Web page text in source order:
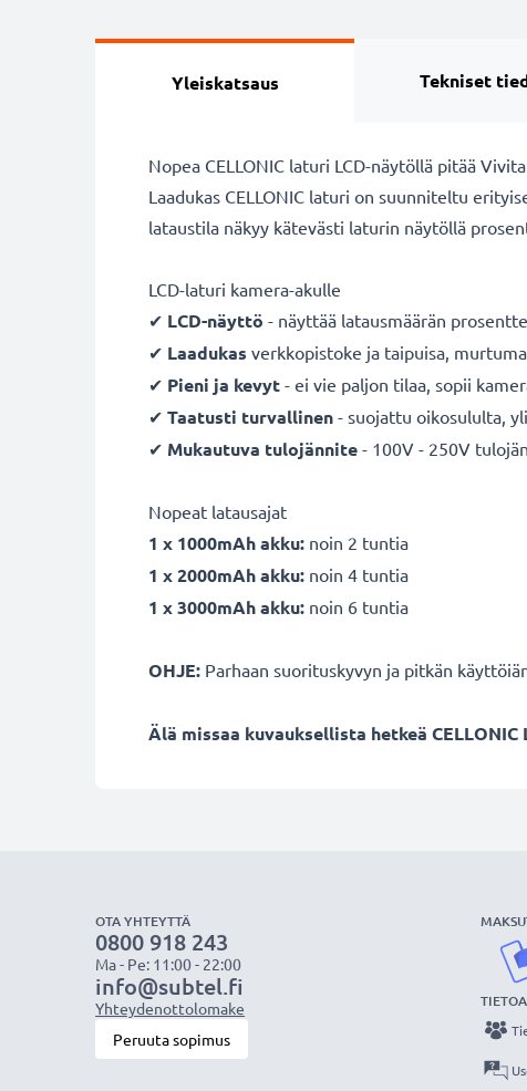
Yleiskatsaus Tekniset
Nopea CELLONIC laturi LCD-näytöllä pitää
Laadukas CELLONIC laturi on suunniteltu
lataustila näkyy kätevästi laturin näytöllä
LCD-laturi kamera-akulle
✔ LCD-näyttö - näyttää latausmäärän
✔ Laadukas verkkopistoke ja taipuisa,
✔ Pieni ja kevyt - ei vie paljon tilaa, sopii
✔ Taatusti turvallinen - suojattu oikosululta,
✔ Mukautuva tulojännite - 100V - 250V
Nopeat latausajat
1 x 1000mAh akku: noin 2 tuntia
1 x 2000mAh akku: noin 4 tuntia
1 x 3000mAh akku: noin 6 tuntia
OHJE: Parhaan suorituskyvyn ja pitkän
Älä missaa kuvauksellista hetkeä
OTA YHTEYTTÄ
0800 918 243
Ma - Pe: 11:00 - 22:00
info@subtel.fi
Yhteydenottolomake
Peruuta sopimus